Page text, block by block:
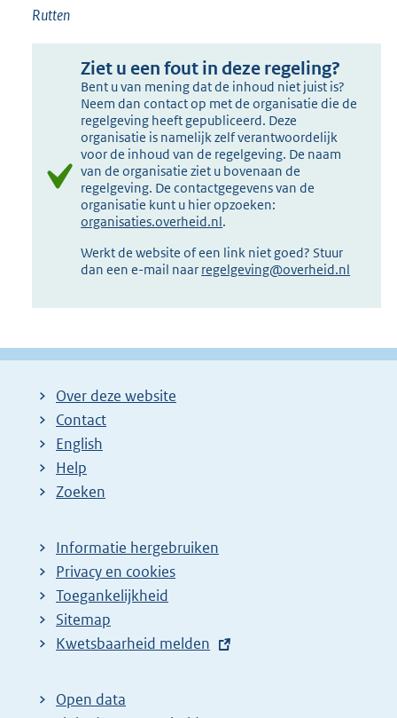
Rutten
Ziet u een fout in deze regeling?
Bent u van mening dat de inhoud niet juist is?
Neem dan contact op met de organisatie die de
regelgeving heeft gepubliceerd. Deze
organisatie is namelijk zelf verantwoordelijk
voor de inhoud van de regelgeving. De naam
van de organisatie ziet u bovenaan de
regelgeving. De contactgegevens van de
organisatie kunt u hier opzoeken:
organisaties.overheid.nl.
Werkt de website of een link niet goed? Stuur
dan een e-mail naar regelgeving@overheid.nl
Over deze website
Contact
English
Help
Zoeken
Informatie hergebruiken
Privacy en cookies
Toegankelijkheid
Sitemap
E
t
Kwetsbaarheid melden
Open data